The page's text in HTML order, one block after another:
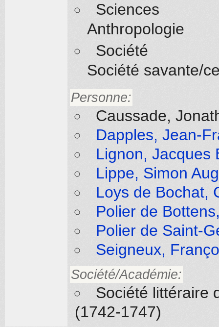
Sciences
Anthropologie
Société
Société savante/
Personne:
Caussade,
Dapples, Jean-
Lignon, Jacques
Lippe, Simon
Loys de Bochat,
Polier de
Polier de Saint-
Seigneux,
Société/Académie:
Société littéraire
(1742-1747)